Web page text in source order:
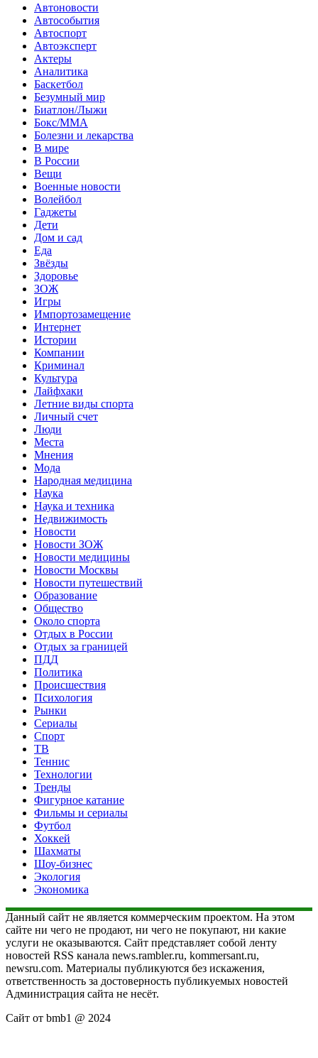
Автоновости
Автособытия
Автоспорт
Автоэксперт
Актеры
Аналитика
Баскетбол
Безумный мир
Биатлон/Лыжи
Бокс/MMA
Болезни и лекарства
В мире
В России
Вещи
Военные новости
Волейбол
Гаджеты
Дети
Дом и сад
Еда
Звёзды
Здоровье
ЗОЖ
Игры
Импортозамещение
Интернет
Истории
Компании
Криминал
Культура
Лайфхаки
Летние виды спорта
Личный счет
Люди
Места
Мнения
Мода
Народная медицина
Наука
Наука и техника
Недвижимость
Новости
Новости ЗОЖ
Новости медицины
Новости Москвы
Новости путешествий
Образование
Общество
Около спорта
Отдых в России
Отдых за границей
ПДД
Политика
Происшествия
Психология
Рынки
Сериалы
Спорт
ТВ
Теннис
Технологии
Тренды
Фигурное катание
Фильмы и сериалы
Футбол
Хоккей
Шахматы
Шоу-бизнес
Экология
Экономика
Данный сайт не является коммерческим проектом. На этом
сайте ни чего не продают, ни чего не покупают, ни какие
услуги не оказываются. Сайт представляет собой ленту
новостей RSS канала news.rambler.ru, kommersant.ru,
newsru.com. Материалы публикуются без искажения,
ответственность за достоверность публикуемых новостей
Администрация сайта не несёт.
Сайт от bmb1 @ 2024